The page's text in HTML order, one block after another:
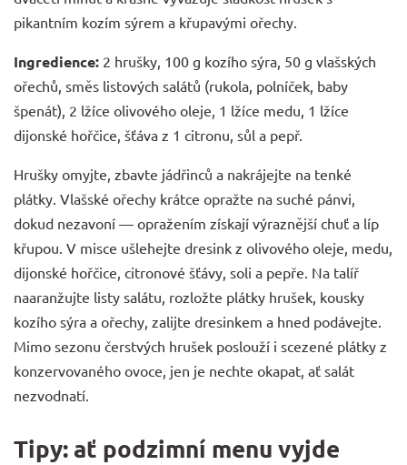
pikantním kozím sýrem a křupavými ořechy.
Ingredience: 2 hrušky, 100 g kozího sýra, 50 g vlašských
ořechů, směs listových salátů (rukola, polníček, baby
špenát), 2 lžíce olivového oleje, 1 lžíce medu, 1 lžíce
dijonské hořčice, šťáva z 1 citronu, sůl a pepř.
Hrušky omyjte, zbavte jádřinců a nakrájejte na tenké
plátky. Vlašské ořechy krátce opražte na suché pánvi,
dokud nezavoní — opražením získají výraznější chuť a líp
křupou. V misce ušlehejte dresink z olivového oleje, medu,
dijonské hořčice, citronové šťávy, soli a pepře. Na talíř
naaranžujte listy salátu, rozložte plátky hrušek, kousky
kozího sýra a ořechy, zalijte dresinkem a hned podávejte.
Mimo sezonu čerstvých hrušek poslouží i scezené plátky z
konzervovaného ovoce, jen je nechte okapat, ať salát
nezvodnatí.
Tipy: ať podzimní menu vyjde